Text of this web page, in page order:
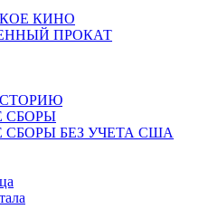
КИНО
ПРОКАТ
СБОРЫ
БЕЗ УЧЕТА США